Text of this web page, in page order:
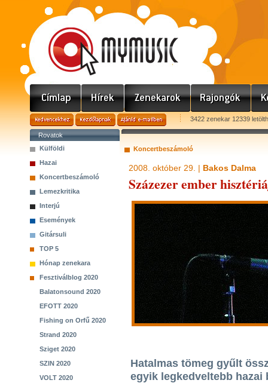
3422 zenekar 12339
Rovatok
Külföldi
Hazai
Koncertbeszámoló
Lemezkritika
Interjú
Események
Gitársuli
TOP 5
Hónap zenekara
Fesztiválblog 2020
Balatonsound 2020
EFOTT 2020
Fishing on Orfű 2020
Strand 2020
Sziget 2020
SZIN 2020
VOLT 2020
Koncertbeszámoló
2008. október 29. | Bakos Dalma
Százezer ember
Hatalmas tömeg gyűlt
egyik legkedveltebb hazai